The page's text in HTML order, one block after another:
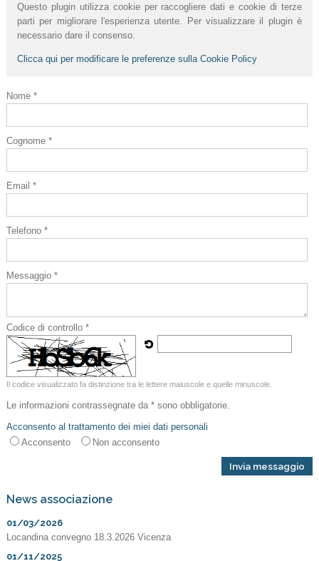
Questo plugin utilizza cookie per raccogliere dati e cookie di terze
parti per migliorare l'esperienza utente. Per visualizzare il plugin è
necessario dare il consenso.
Clicca qui per modificare le preferenze sulla Cookie Policy
Nome *
Cognome *
Email *
Telefono *
Messaggio *
Codice di controllo *
Il codice visualizzato fa distinzione tra le lettere maiuscole e quelle minuscole.
Le informazioni contrassegnate da * sono obbligatorie.
Acconsento al trattamento dei miei dati personali
Acconsento
Non acconsento
News associazione
01/03/2026
Locandina convegno 18.3.2026 Vicenza
01/11/2025